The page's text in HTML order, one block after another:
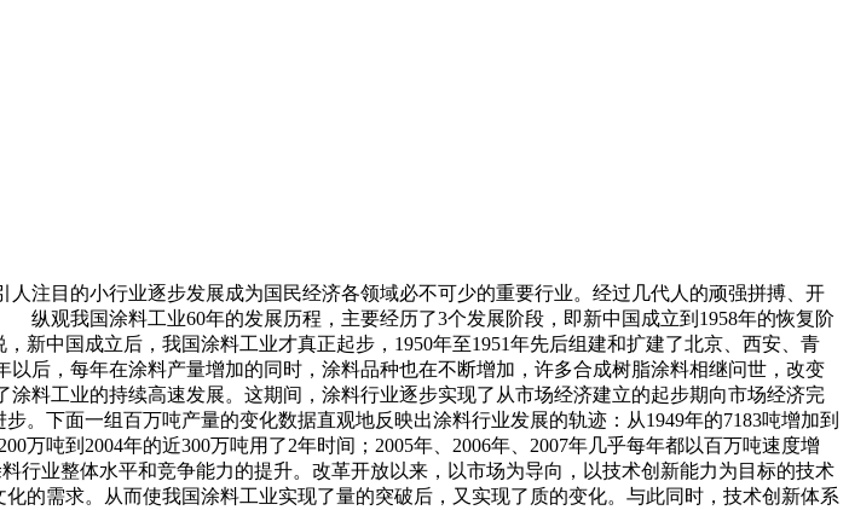
注目的小行业逐步发展成为国民经济各领域必不可少的重要行业。经过几代人的顽强拼搏、开
观我国涂料工业60年的发展历程，主要经历了3个发展阶段，即新中国成立到1958年的恢复阶
新中国成立后，我国涂料工业才真正起步，1950年至1951年先后组建和扩建了北京、西安、青
，每年在涂料产量增加的同时，涂料品种也在不断增加，许多合成树脂涂料相继问世，改变
料工业的持续高速发展。这期间，涂料行业逐步实现了从市场经济建立的起步期向市场经济完
下面一组百万吨产量的变化数据直观地反映出涂料行业发展的轨迹：从1949年的7183吨增加到
万吨到2004年的近300万吨用了2年时间；2005年、2006年、2007年几乎每年都以百万吨速度增
业整体水平和竞争能力的提升。改革开放以来，以市场为导向，以技术创新能力为目标的技术
的需求。从而使我国涂料工业实现了量的突破后，又实现了质的变化。与此同时，技术创新体系